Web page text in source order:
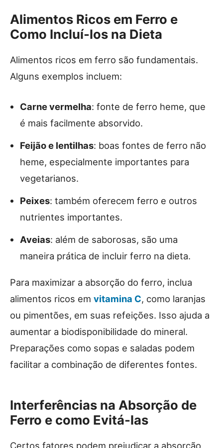
Alimentos Ricos em Ferro e
Como Incluí-los na Dieta
Alimentos ricos em ferro são fundamentais.
Alguns exemplos incluem:
Carne vermelha: fonte de ferro heme, que
é mais facilmente absorvido.
Feijão e lentilhas: boas fontes de ferro não
heme, especialmente importantes para
vegetarianos.
Peixes: também oferecem ferro e outros
nutrientes importantes.
Aveias: além de saborosas, são uma
maneira prática de incluir ferro na dieta.
Para maximizar a absorção do ferro, inclua
alimentos ricos em vitamina C, como laranjas
ou pimentões, em suas refeições. Isso ajuda a
aumentar a biodisponibilidade do mineral.
Preparações como sopas e saladas podem
facilitar a combinação de diferentes fontes.
Interferências na Absorção de
Ferro e como Evitá-las
Certos fatores podem prejudicar a absorção